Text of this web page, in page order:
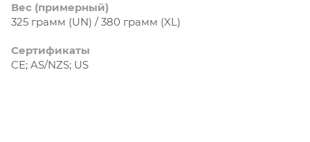
Вес (примерный)
325 грамм (UN) / 380 грамм (XL)
Сертификаты
CE; AS/NZS; US